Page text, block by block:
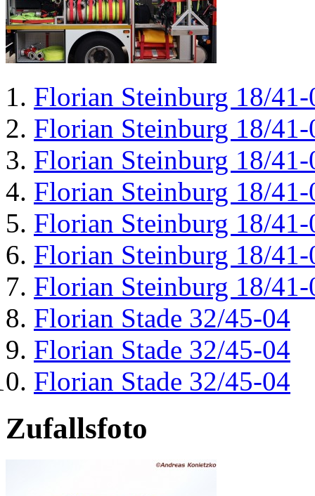
Florian Steinburg 18/41-
Florian Steinburg 18/41-
Florian Steinburg 18/41-
Florian Steinburg 18/41-
Florian Steinburg 18/41-
Florian Steinburg 18/41-
Florian Steinburg 18/41-
Florian Stade 32/45-04
Florian Stade 32/45-04
Florian Stade 32/45-04
Zufallsfoto